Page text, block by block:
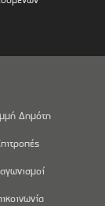
Δημότη